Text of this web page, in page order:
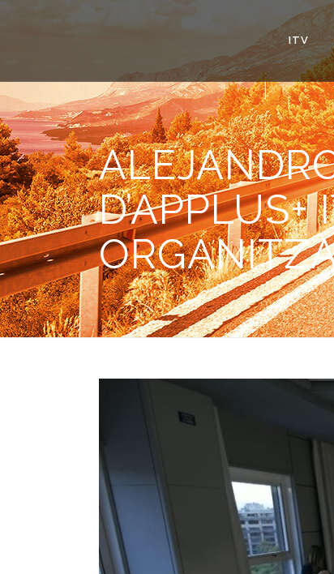
ITV
D’APPLUS+